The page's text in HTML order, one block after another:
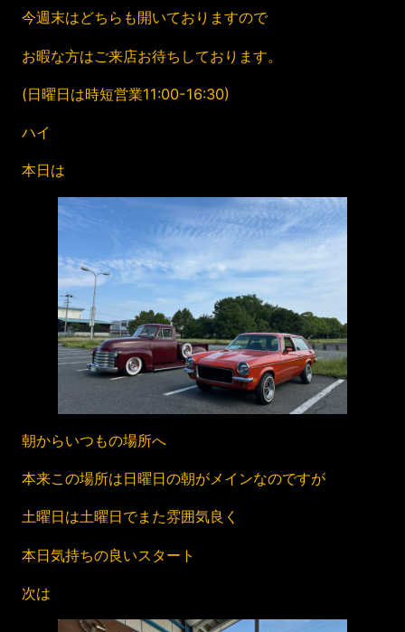
今週末はどちらも開いておりますので
お暇な方はご来店お待ちしております。
(日曜日は時短営業11:00-16:30)
ハイ
本日は
朝からいつもの場所へ
本来この場所は日曜日の朝がメインなのですが
土曜日は土曜日でまた雰囲気良く
本日気持ちの良いスタート
次は